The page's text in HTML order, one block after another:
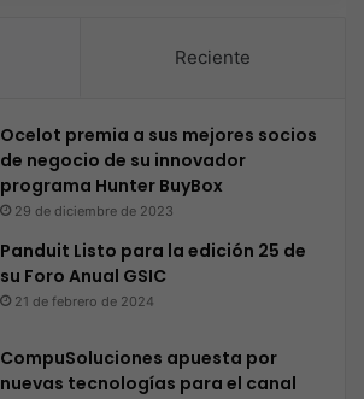
Reciente
Ocelot premia a sus mejores socios
de negocio de su innovador
programa Hunter BuyBox
29 de diciembre de 2023
Panduit Listo para la edición 25 de
su Foro Anual GSIC
21 de febrero de 2024
CompuSoluciones apuesta por
nuevas tecnologías para el canal